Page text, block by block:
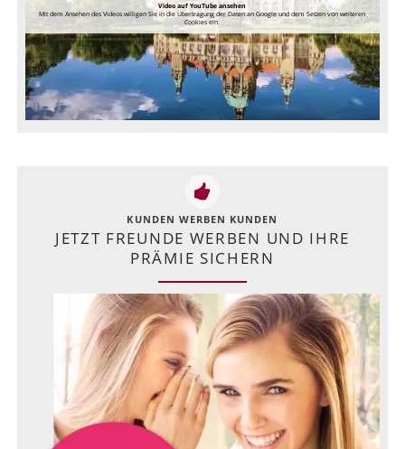
Video auf YouTube ansehen
Mit dem Ansehen des Videos willigen Sie in die Übertragung der Daten an Google und dem Setzen von weiteren
Cookies ein.
KUNDEN WERBEN KUNDEN
JETZT FREUNDE WERBEN UND IHRE
PRÄMIE SICHERN